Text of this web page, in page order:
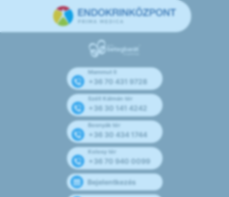
Mammut II
+36 70 431 9728
Széll Kálmán tér
+36 30 141 4242
Bosnyák tér
+36 30 434 1744
Kolosy tér
+36 70 940 0099
Bejelentkezés